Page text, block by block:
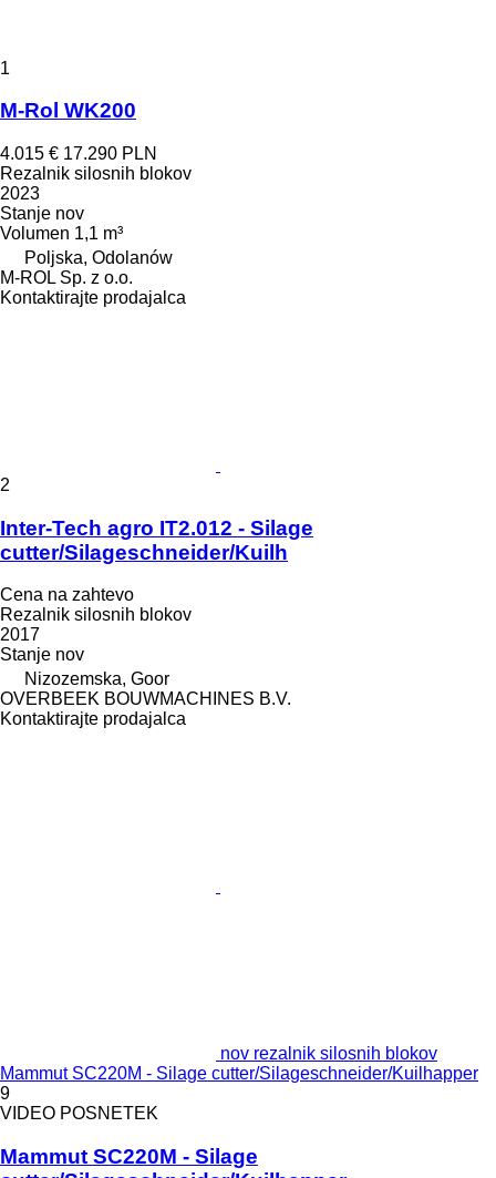
1
M-Rol WK200
4.015 € 17.290 PLN
Rezalnik silosnih blokov
2023
Stanje nov
Volumen 1,1 m³
Poljska, Odolanów
M-ROL Sp. z o.o.
Kontaktirajte prodajalca
2
Inter-Tech agro IT2.012 - Silage
cutter/Silageschneider/Kuilh
Cena na zahtevo
Rezalnik silosnih blokov
2017
Stanje nov
Nizozemska, Goor
OVERBEEK BOUWMACHINES B.V.
Kontaktirajte prodajalca
nov rezalnik silosnih blokov
Mammut SC220M - Silage cutter/Silageschneider/Kuilhapper
9
VIDEO POSNETEK
Mammut SC220M - Silage